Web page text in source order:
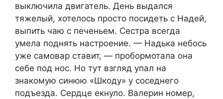
выключила двигатель. День выдался
тяжелый, хотелось просто посидеть с Надей,
выпить чаю с печеньем. Сестра всегда
умела поднять настроение. — Надька небось
уже самовар ставит, — пробормотала она
себе под нос. Но тут взгляд упал на
знакомую синюю «Шкоду» у соседнего
подъезда. Сердце екнуло. Валерин номер,